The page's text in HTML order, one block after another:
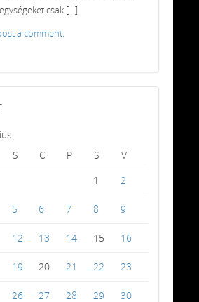
csak [...]
a comment.
S C P S
V
1
2
5 6 7 8 9
12 13 14 15 16
19 20 21 22 23
26 27 28 29 30